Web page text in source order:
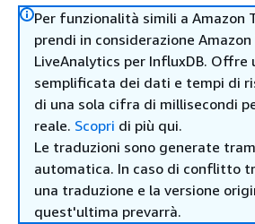
Per funzionalità simili a Amazon
prendi in considerazione
LiveAnalytics per InfluxDB. Offre
semplificata dei dati e tempi di
di una sola cifra di millisecondi
reale. Scopri di più qui.
Le traduzioni sono generate
automatica. In caso di conflitto
una traduzione e la versione
quest'ultima prevarrà.